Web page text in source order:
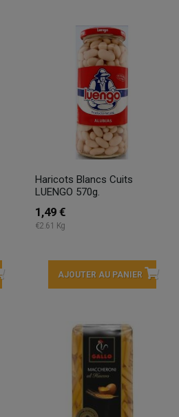
Haricots Blancs Cuits
LUENGO 570g.
1,49 €
€2.61 Kg
AJOUTER AU PANIER